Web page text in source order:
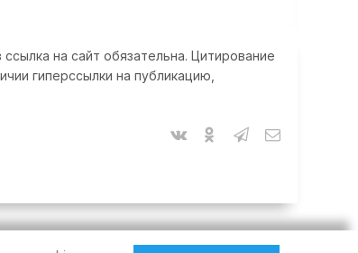
на сайт обязательна. Цитирование
гиперссылки на публикацию,